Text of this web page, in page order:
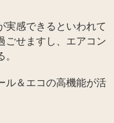
感できるといわれて
ごせますし、エアコン
ル＆エコの高機能が活